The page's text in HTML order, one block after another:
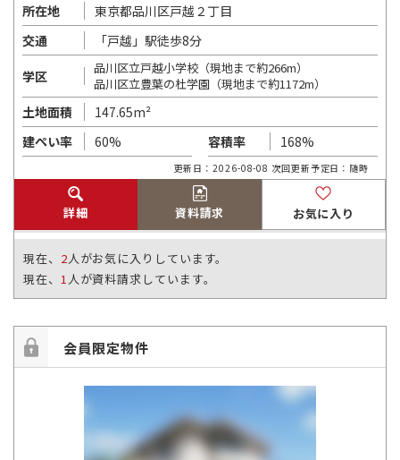
所在地
東京都品川区戸越２丁目
交通
「戸越」駅徒歩8分
学区
品川区立戸越小学校（現地まで約266m）
品川区立豊葉の杜学園（現地まで約1172m）
土地面積
147.65m²
建ぺい率
60% 容積率 168%
更新日：2026-08-08 次回更新予定日：随時
詳細 資料請求 お気に入り
現在、 2人がお気に入りしています。
現在、 1人が資料請求しています。
会員限定物件